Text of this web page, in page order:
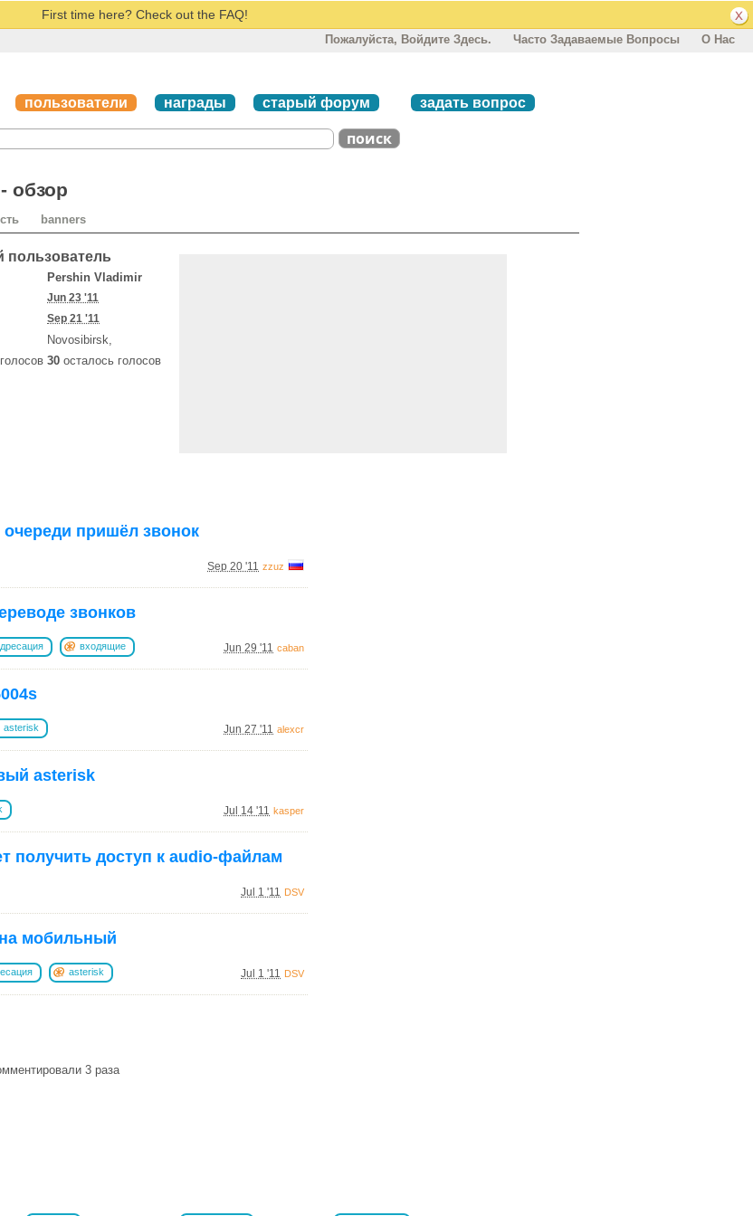
First time here? Check out the FAQ!
Пожалуйста, Войдите Здесь. Часто Задаваемые Вопросы О Нас
пользователи награды старый форум задать вопрос
обзор
banners
пользователь
Pershin Vladimir
Jun 23 '11
Sep 21 '11
Novosibirsk,
30 осталось голосов
Sep 20 '11 zzuz
очереди пришёл звонок
Jun 29 '11 caban
звонков
входящие
Jun 27 '11 alexcr
asterisk
Jul 14 '11 kasper
asterisk
Jul 1 '11 DSV
получить доступ к audio-файлам
Jul 1 '11 DSV
мобильный
asterisk
3 раза